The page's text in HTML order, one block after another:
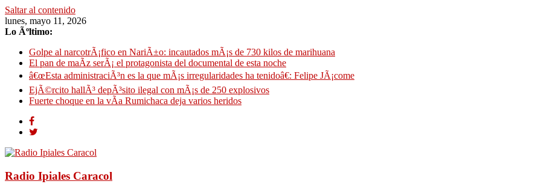
Saltar al contenido
lunes, mayo 11, 2026
Lo Ãºltimo:
Golpe al narcotrÃ¡fico en NariÃ±o: incautados mÃ¡s de 730 kilos de marihuana
El pan de maÃ­z serÃ¡ el protagonista del documental de esta noche
â€œEsta administraciÃ³n es la que mÃ¡s irregularidades ha tenidoâ€: Felipe JÃ¡come
EjÃ©rcito hallÃ³ depÃ³sito ilegal con mÃ¡s de 250 explosivos
Fuerte choque en la vÃ­a Rumichaca deja varios heridos
Radio Ipiales Caracol